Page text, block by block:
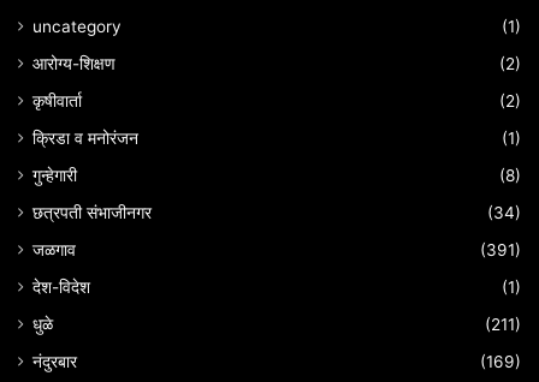
uncategory
(1)
आरोग्य-शिक्षण
(2)
कृषीवार्ता
(2)
क्रिडा व मनोरंजन
(1)
गुन्हेगारी
(8)
छत्रपती संभाजीनगर
(34)
जळगाव
(391)
देश-विदेश
(1)
धुळे
(211)
नंदुरबार
(169)